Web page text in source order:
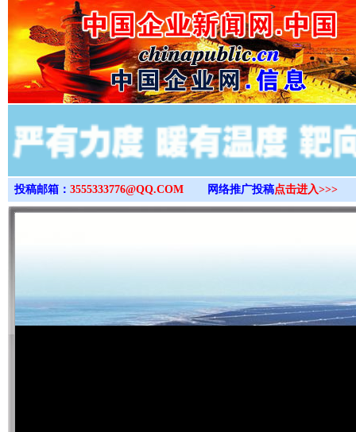
>
投稿邮箱： 3555333776@QQ.COM 网络推广投稿点击进入>>>